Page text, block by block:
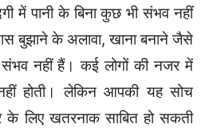
में पानी के बिना कुछ भी संभव नहीं
बुझाने के अलावा, खाना बनाने जैसे
संभव नहीं हैं। कई लोगों की नजर में
होती। लेकिन आपकी यह सोच
लिए खतरनाक साबित हो सकती